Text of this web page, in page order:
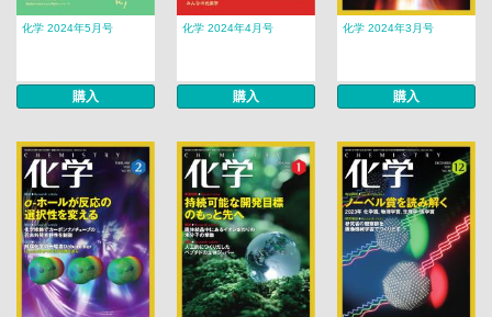
化学 2024年5月号
購入
化学 2024年4月号
購入
化学 2024年3月号
購入